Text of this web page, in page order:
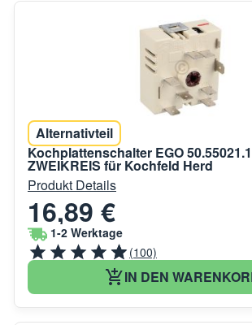
Alternativteil
Kochplattenschalter EGO
ZWEIKREIS für Kochfeld Herd
Produkt Details
16,89 €
1-2 Werktage
(100)
IN DEN